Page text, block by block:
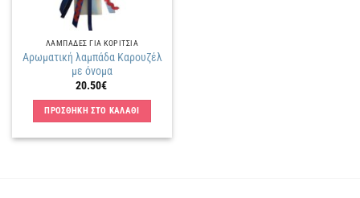
ΛΑΜΠΑΔΕΣ ΓΙΑ ΚΟΡΙΤΣΙΑ
Αρωματική λαμπάδα Καρουζέλ
με όνομα
20.50€
ΠΡΟΣΘΗΚΗ ΣΤΟ ΚΑΛΑΘΙ